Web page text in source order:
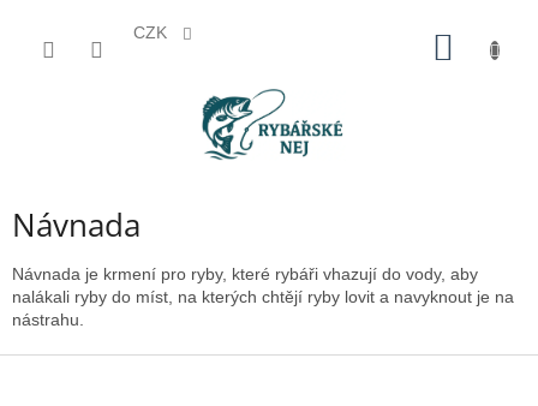
CZK
Návnada
Návnada je krmení pro ryby, které rybáři vhazují do vody, aby
nalákali ryby do míst, na kterých chtějí ryby lovit a navyknout je na
nástrahu.
Z